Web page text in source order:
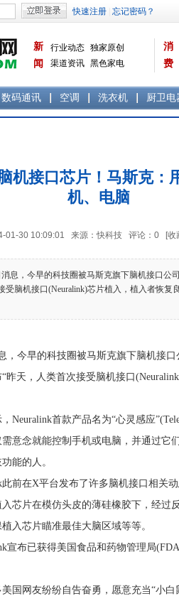
新
闻
行业动态 独家原创
渠道资讯 黑色家电
消
费
数码通讯 空调 洗衣机 厨卫电
机接口芯片！马斯克：
机、电脑
01-30 10:09:01 来源：快科技 评论： 0 [收
息，今早的科技圈被马斯克旗下脑机接口
受脑机接口(Neuralink)芯片植入，植入者
今早的科技圈被马斯克旗下脑机接口
天，人类首次接受脑机接口
首款产品名为“心灵感应
念就能控制手机或电脑，并通过它
能的人。
在X平台发布了许多脑机接口相关动
芯片在模仿头皮的薄硅橡胶下，经过
入芯片瞄准最佳大脑区域等等。
布已获得美国食品和药物管理局
网友纷纷自告奋勇，愿意充当“小白